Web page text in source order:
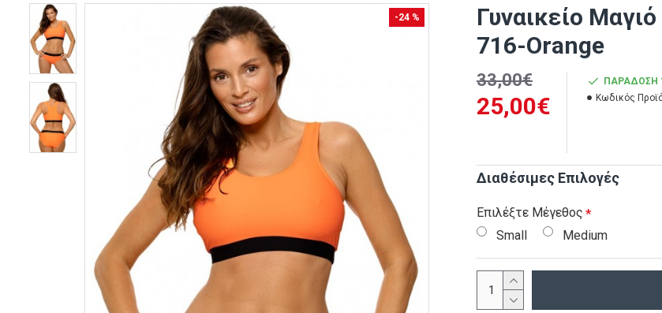
-24 %
Γυναικείο
716-Orange
25,00€
33,00€
ΠΑΡΆΔΟΣΗ
Κωδικός
Διαθέσιμες Επιλογές
Επιλέξτε Μέγεθος
Small
Medium